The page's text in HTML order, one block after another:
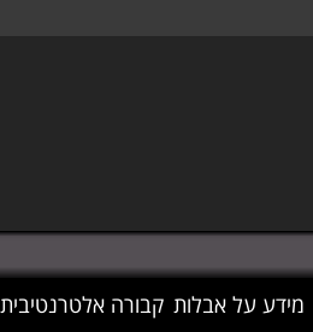
מידע על אבלות קבורה אלטרנטיבית